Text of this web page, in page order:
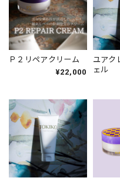
Ｐ２リペアクリーム
¥22,000
ユアク
ェル